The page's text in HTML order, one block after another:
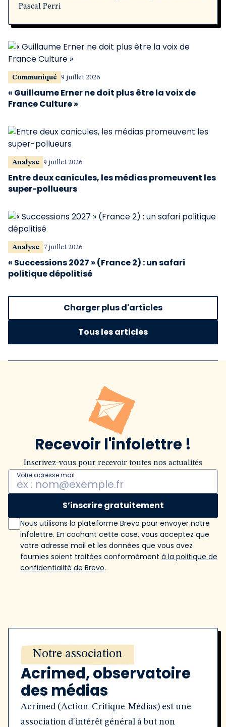
Pascal Perri
Communiqué 9 juillet 2026
« Guillaume Erner ne doit plus être la voix de
France Culture »
Analyse 9 juillet 2026
Entre deux canicules, les médias promeuvent les
super-pollueurs
Analyse 7 juillet 2026
« Successions 2027 » (France 2) : un safari
politique dépolitisé
Charger plus d'articles
Tous les articles
Recevoir l'infolettre !
Inscrivez-vous pour recevoir toutes nos actualités
Votre adresse mail
S’inscrire gratuitement
Nous utilisons la plateforme Brevo pour envoyer notre
infolettre. En cochant cette case, vous acceptez que
votre adresse mail et les données que vous avez
fournies soient traitées conformément à la politique de
confidentialité de Brevo.
Notre association
Acrimed, observatoire
des médias
Acrimed (Action-Critique-Médias) est une
association d'intérêt général à but non